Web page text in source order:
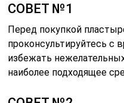
СОВЕТ №1
Перед покупкой
проконсультируйтесь с
избежать
наиболее подходящее